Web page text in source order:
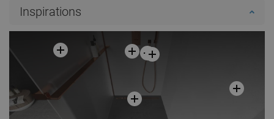
Ielikt grozā
Inspirations